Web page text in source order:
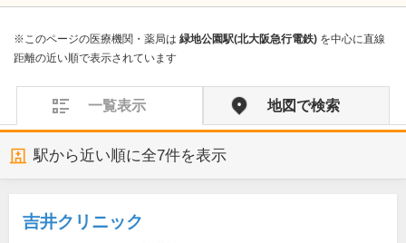
※このページの医療機関・薬局は 緑地公園駅(北大阪急行電鉄) を中心に直線
距離の近い順で表示されています
一覧表示 地図で検索
駅から近い順に全7件を表示
吉井クリニック